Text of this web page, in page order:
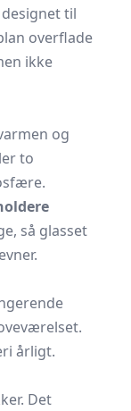
til
overflade
ikke
og
to
så glasset
årligt.
Det